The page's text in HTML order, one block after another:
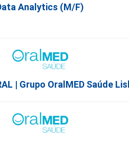
Analytics (M/F)
| Grupo OralMED Saúde